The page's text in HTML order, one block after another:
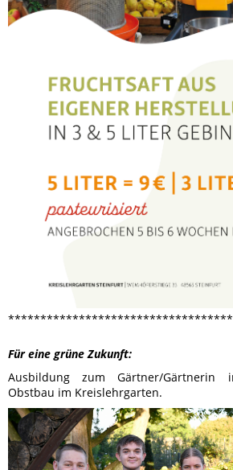
Für eine grüne Zukunft:
Ausbildung zum Gärtner/Gärtnerin
Obstbau im Kreislehrgarten.